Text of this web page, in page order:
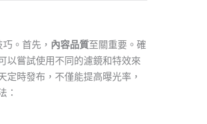
。首先， 內容品質至關重要。確
以嘗試使用不同的濾鏡和特效來
定時發布，不僅能提高曝光率，
：